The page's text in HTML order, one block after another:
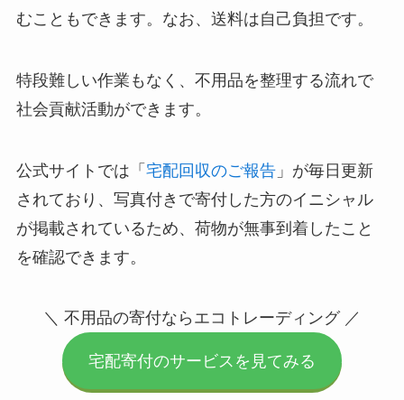
むこともできます。なお、送料は自己負担です。
特段難しい作業もなく、不用品を整理する流れで
社会貢献活動ができます。
公式サイトでは「 宅配回収のご報告」が毎日更新
されており、写真付きで寄付した方のイニシャル
が掲載されているため、荷物が無事到着したこと
を確認できます。
＼ 不用品の寄付ならエコトレーディング ／
宅配寄付のサービスを見てみる